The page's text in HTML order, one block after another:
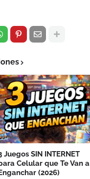
Juegos SIN INTERNET
Celular que Te Van a
(2026)